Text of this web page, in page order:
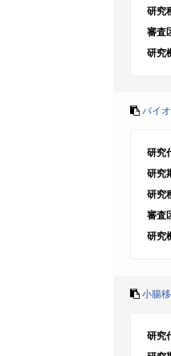
研究
審査
研究
バイ
研究
研究
研究
審査
研究
小腸
研究